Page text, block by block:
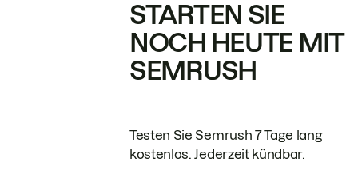
STARTEN SIE
NOCH HEUTE MIT
SEMRUSH
Testen Sie Semrush 7 Tage lang
kostenlos. Jederzeit kündbar.